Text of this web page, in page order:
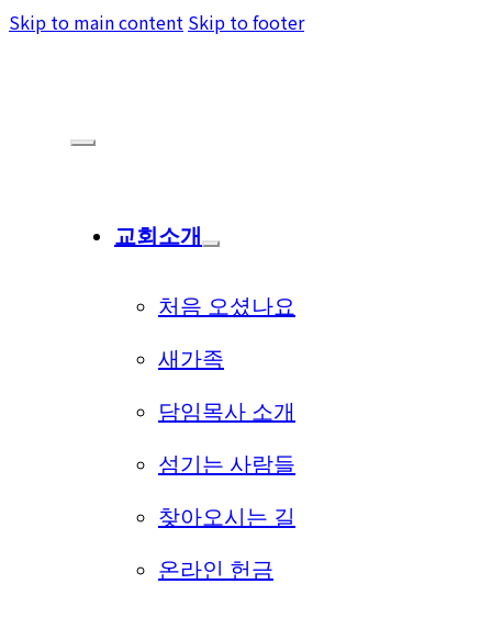
Skip to main content Skip to footer
교회소개
처음 오셨나요
새가족
담임목사 소개
섬기는 사람들
찾아오시는 길
온라인 헌금